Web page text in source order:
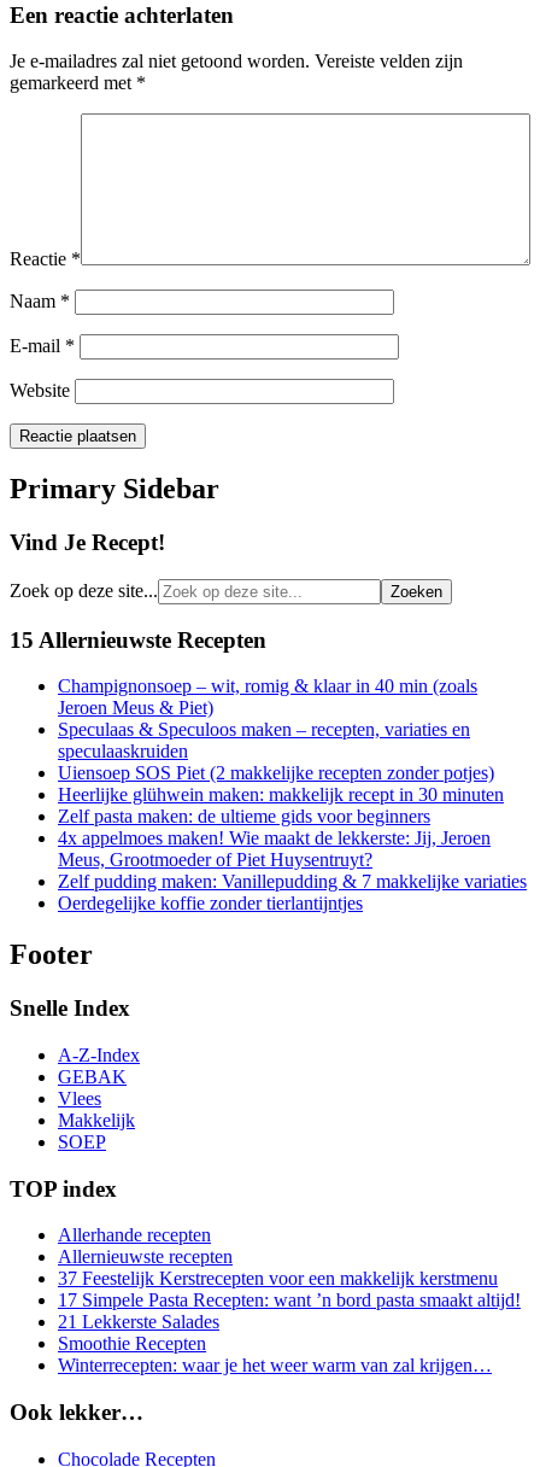
Een reactie achterlaten
Je e-mailadres zal niet getoond worden. Vereiste velden zijn
gemarkeerd met *
Reactie *
Naam *
E-mail *
Website
Primary Sidebar
Vind Je Recept!
Zoek op deze site...
15 Allernieuwste Recepten
Champignonsoep – wit, romig & klaar in 40 min (zoals
Jeroen Meus & Piet)
Speculaas & Speculoos maken – recepten, variaties en
speculaaskruiden
Uiensoep SOS Piet (2 makkelijke recepten zonder potjes)
Heerlijke glühwein maken: makkelijk recept in 30 minuten
Zelf pasta maken: de ultieme gids voor beginners
4x appelmoes maken! Wie maakt de lekkerste: Jij, Jeroen
Meus, Grootmoeder of Piet Huysentruyt?
Zelf pudding maken: Vanillepudding & 7 makkelijke variaties
Oerdegelijke koffie zonder tierlantijntjes
Footer
Snelle Index
A-Z-Index
GEBAK
Vlees
Makkelijk
SOEP
TOP index
Allerhande recepten
Allernieuwste recepten
37 Feestelijk Kerstrecepten voor een makkelijk kerstmenu
17 Simpele Pasta Recepten: want ’n bord pasta smaakt altijd!
21 Lekkerste Salades
Smoothie Recepten
Winterrecepten: waar je het weer warm van zal krijgen…
Ook lekker…
Chocolade Recepten